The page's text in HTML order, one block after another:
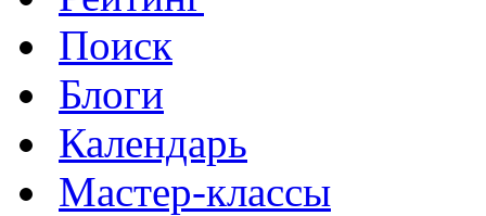
Поиск
Блоги
Календарь
Мастер-классы